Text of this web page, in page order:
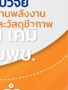
คมี
พข.